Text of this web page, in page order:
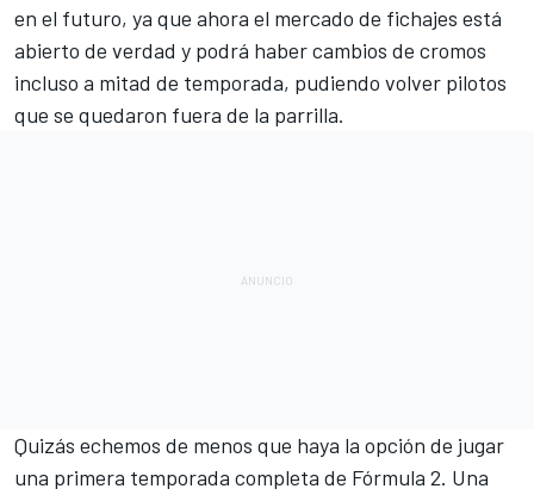
en el futuro, ya que ahora el mercado de fichajes está
abierto de verdad y podrá haber cambios de cromos
incluso a mitad de temporada, pudiendo volver pilotos
que se quedaron fuera de la parrilla.
Quizás echemos de menos que haya la opción de jugar
una primera temporada completa de Fórmula 2. Una